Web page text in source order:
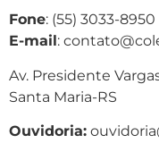
Fone: (55) 3033-8950
E-mail:
Av. Presidente
Santa Maria-RS
Ouvidoria: